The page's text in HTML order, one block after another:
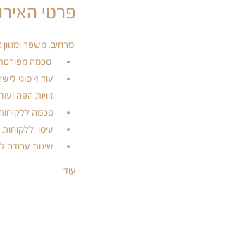
פרטי
מרחיב, משפר
סכמה מפורטת
זוויות הפה
סכמה
עיסוי
שיטת עבודה
עוד